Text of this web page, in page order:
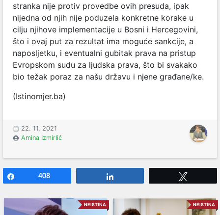
stranka nije protiv provedbe ovih presuda, ipak
nijedna od njih nije poduzela konkretne korake u
cilju njihove implementacije u Bosni i Hercegovini,
što i ovaj put za rezultat ima moguće sankcije, a
naposljetku, i eventualni gubitak prava na pristup
Evropskom sudu za ljudska prava, što bi svakako
bio težak poraz za našu državu i njene građane/ke.
(Istinomjer.ba)
22. 11. 2021
Amina Izmirlić
408
NEISTINA NEISTINA